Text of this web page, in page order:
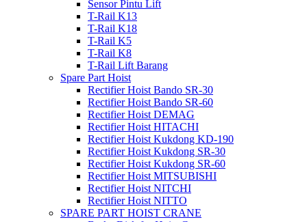
Sensor Pintu Lift
T-Rail K13
T-Rail K18
T-Rail K5
T-Rail K8
T-Rail Lift Barang
Spare Part Hoist
Rectifier Hoist Bando SR-30
Rectifier Hoist Bando SR-60
Rectifier Hoist DEMAG
Rectifier Hoist HITACHI
Rectifier Hoist Kukdong KD-190
Rectifier Hoist Kukdong SR-30
Rectifier Hoist Kukdong SR-60
Rectifier Hoist MITSUBISHI
Rectifier Hoist NITCHI
Rectifier Hoist NITTO
SPARE PART HOIST CRANE